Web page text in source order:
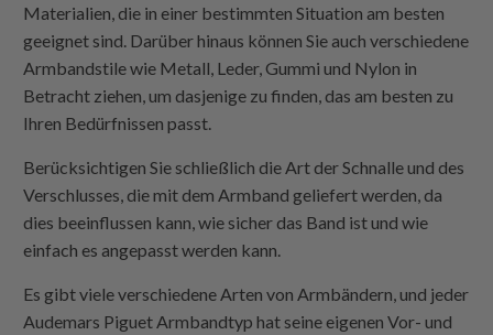
Materialien, die in einer bestimmten Situation am besten
geeignet sind. Darüber hinaus können Sie auch verschiedene
Armbandstile wie Metall, Leder, Gummi und Nylon in
Betracht ziehen, um dasjenige zu finden, das am besten zu
Ihren Bedürfnissen passt.
Berücksichtigen Sie schließlich die Art der Schnalle und des
Verschlusses, die mit dem Armband geliefert werden, da
dies beeinflussen kann, wie sicher das Band ist und wie
einfach es angepasst werden kann.
Es gibt viele verschiedene Arten von Armbändern, und jeder
Audemars Piguet Armbandtyp hat seine eigenen Vor- und